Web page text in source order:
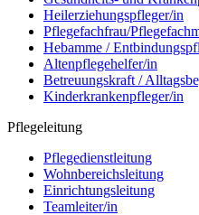
Heilerziehungspfleger/in
Pflegefachfrau/
Hebamme /
Altenpflegehelfer/in
Betreuungskraft /
Kinderkrankenpfleger/in
Pflegeleitung
Pflegedienstleitung
Wohnbereichsleitung
Einrichtungsleitung
Teamleiter/in